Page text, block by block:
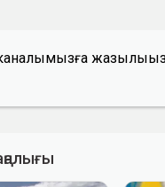
каналымызға